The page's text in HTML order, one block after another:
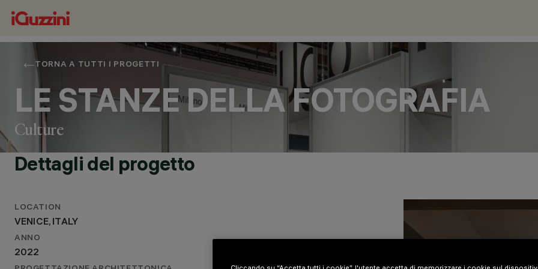
TORNA A TUTTI I PROGETTI
LE STANZE DELLA FOTOGRAFIA
Culture
ANNO
2022
PROGETTAZIONE ARCHITETTONICA
STUDIO APML ARCHITETTI PEDRON / LA TEGOLA. PAOLO LUCHETTA (LOBBY AND
Dettagli del progetto
LOCATION
VENICE, ITALY
ANNO
2022